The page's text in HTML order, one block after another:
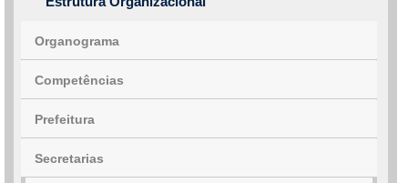
Organograma
Competências
Prefeitura
Secretarias